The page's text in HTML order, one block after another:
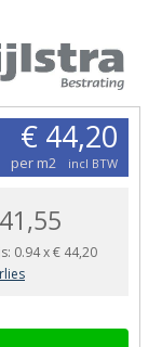
€ 44,20
per m2 incl BTW
0.94x€ 44,20